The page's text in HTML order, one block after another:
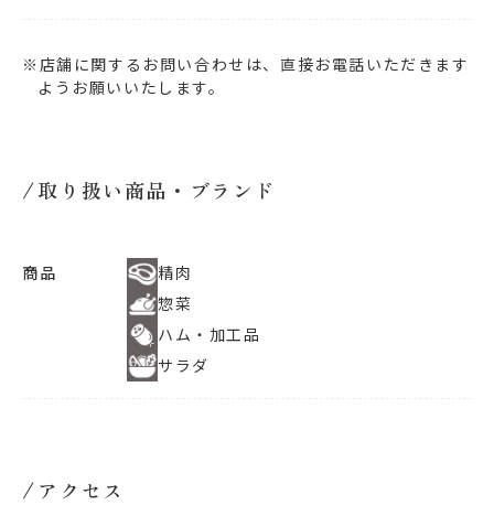
※店舗に関するお問い合わせは、直接お電話いただきます
ようお願いいたします。
取り扱い商品・ブランド
商品
精肉
惣菜
ハム・加工品
サラダ
アクセス